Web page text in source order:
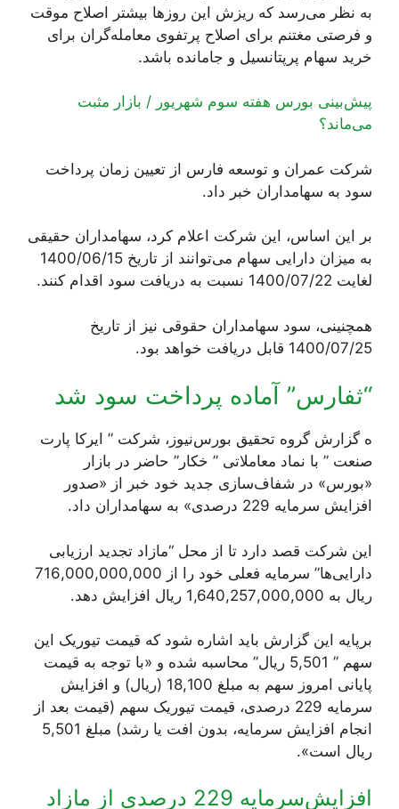
به نظر می‌رسد که ریزش این روزها بیشتر اصلاح موقت
و فرصتی مغتنم برای اصلاح پرتفوی معامله‌گران برای
خرید سهام پرپتانسیل و جامانده باشد.
پیش‌بینی بورس هفته سوم شهریور / بازار مثبت
می‌ماند؟
شرکت عمران و توسعه فارس از تعیین زمان پرداخت
سود به سهامداران خبر داد.
بر این اساس، این شرکت اعلام کرد، سهامداران حقیقی
به میزان دارایی سهام می‌توانند از تاریخ 1400/06/15
لغایت 1400/07/22 نسبت به دریافت سود اقدام کنند.
همچنینی، سود سهامداران حقوقی نیز از تاریخ
1400/07/25 قابل دریافت خواهد بود.
“ثفارس” آماده پرداخت سود شد
ه گزارش گروه تحقیق بورس‌نیوز، شرکت ” ایرکا پارت
صنعت ” با نماد معاملاتی ” خکار” حاضر در بازار
«بورس» در شفاف‌سازی جدید خود خبر از «صدور
افزایش سرمایه 229 درصدی» به سهامداران داد.
این شرکت قصد دارد تا از محل “مازاد تجدید ارزیابی
دارایی‌ها” سرمایه فعلی خود را از 716,000,000,000
ریال به 1,640,257,000,000 ریال افزایش دهد.
برپایه این گزارش باید اشاره شود که قیمت تيوریک این
سهم ” 5,501 ریال” محاسبه شده و «با توجه به قیمت
پایانی امروز سهم به مبلغ 18,100 (ریال) و افزایش
سرمایه 229 درصدی، قیمت تيوریک سهم (قیمت بعد از
انجام افزایش سرمایه، بدون افت یا رشد) مبلغ 5,501
ریال است».
افزایش‌سرمایه 229 درصدی از مازاد